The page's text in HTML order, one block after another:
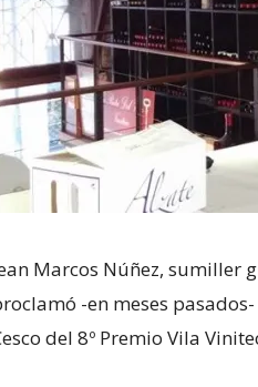
Marcos Núñez, sumiller
-en meses
del 8º Premio Vila